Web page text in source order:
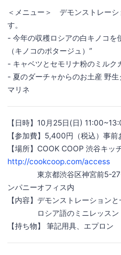
＜メニュー＞ デモンストレーシ
す。
- 今年の収穫ロシアの白キノコを
（キノコのポタージュ）”
- キャベツとセモリナ粉のミルク
- 夏のダーチャからのお土産 野
マリネ
【日時】10月25日(日)
【参加費】5,400円（税込）事前
【場所】COOK COOP 渋谷キ
http://cookcoop.com/access
東京都渋谷区神宮前5-27-
ンパニーオフィス内
【内容】デモンストレーション
ロシア語のミニレッスン
【持ち物】 筆記用具、エプロン